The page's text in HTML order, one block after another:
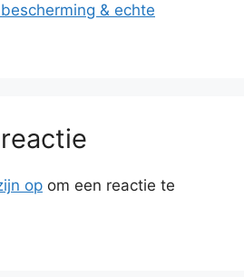
& echte
op om een reactie te